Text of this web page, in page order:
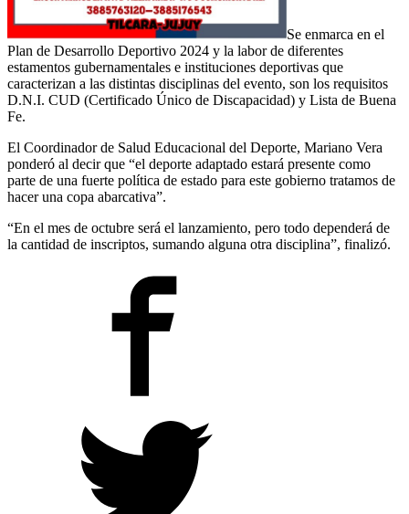
Se enmarca en el
Plan de Desarrollo Deportivo 2024 y la labor de diferentes
estamentos gubernamentales e instituciones deportivas que
caracterizan a las distintas disciplinas del evento, son los requisitos
D.N.I. CUD (Certificado Único de Discapacidad) y Lista de Buena
Fe.
El Coordinador de Salud Educacional del Deporte, Mariano Vera
ponderó al decir que “el deporte adaptado estará presente como
parte de una fuerte política de estado para este gobierno tratamos de
hacer una copa abarcativa”.
“En el mes de octubre será el lanzamiento, pero todo dependerá de
la cantidad de inscriptos, sumando alguna otra disciplina”, finalizó.